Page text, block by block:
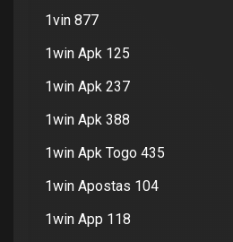
1vin 877
1win Apk 125
1win Apk 237
1win Apk 388
1win Apk Togo 435
1win Apostas 104
1win App 118